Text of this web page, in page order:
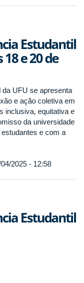
Estudantil
e 20 de
UFU se apresenta
e ação coletiva em
inclusiva, equitativa e
da universidade
e com a
2025 - 12:58
Estudantil